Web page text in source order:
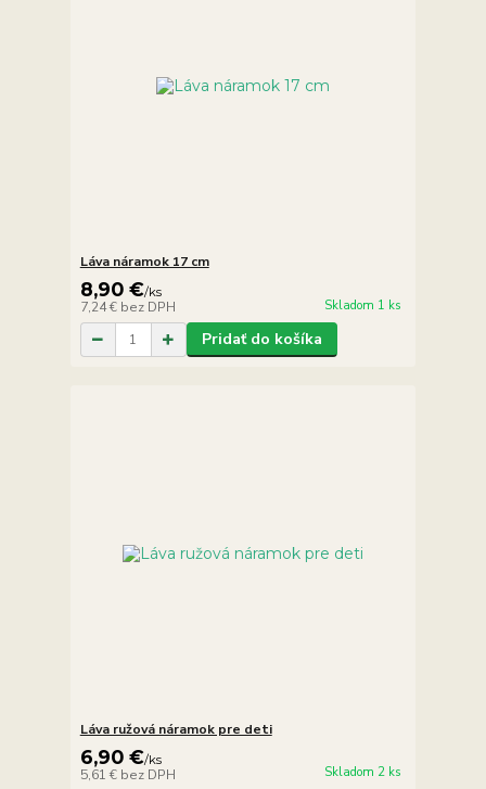
Láva náramok 17 cm
8,90 €/ks
7,24 € bez DPH Skladom 1 ks
Pridať do košíka
Láva ružová náramok pre deti
6,90 €/ks
5,61 € bez DPH Skladom 2 ks